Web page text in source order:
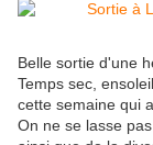
Belle sortie d'une
Temps sec,
cette semaine qui
On ne se lasse